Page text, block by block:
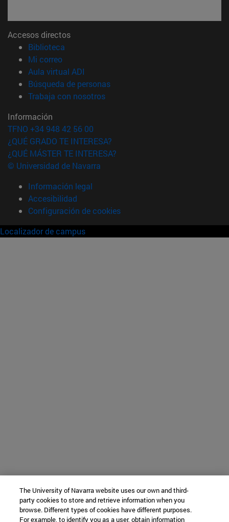
Accesos directos
Biblioteca
Mi correo(abre en nueva ventana)
Aula virtual ADI
Búsqueda de personas(abre en nueva ventana)
Trabaja con nosotros(abre en nueva ventana)
Información
TFNO +34 948 42 56 00
¿QUÉ GRADO TE INTERESA?
¿QUÉ MÁSTER TE INTERESA?
© Universidad de Navarra
Información legal
Accesibilidad
Configuración de cookies
Localizador de campus
The University of Navarra website uses our own and third-
party cookies to store and retrieve information when you
browse. Different types of cookies have different purposes.
For example, to identify you as a user, obtain information